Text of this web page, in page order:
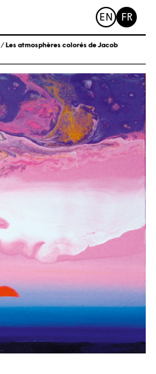
EN FR
/ Les atmosphères colorés de Jacob